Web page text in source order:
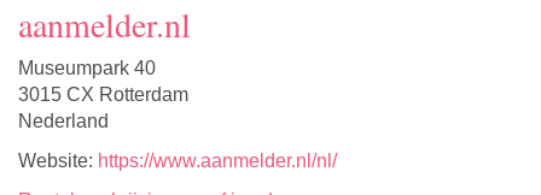
aanmelder.nl
Museumpark 40
3015 CX Rotterdam
Nederland
Website: https://www.aanmelder.nl/nl/